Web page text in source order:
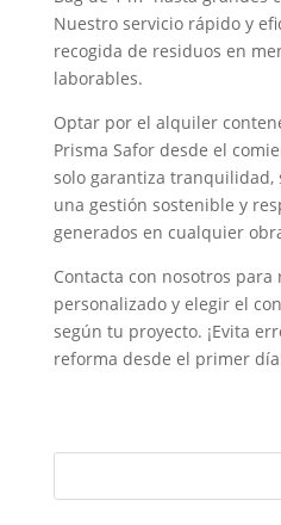
Nuestro servicio rápido y
recogida de residuos en
laborables.
Optar por el alquiler
Prisma Safor desde el
solo garantiza tranquilidad,
una gestión sostenible y
generados en cualquier
Contacta con nosotros
personalizado y elegir el
según tu proyecto. ¡Evita
reforma desde el primer